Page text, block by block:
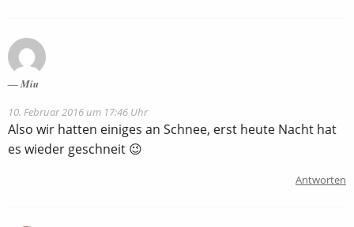
Miu
10. Februar 2016 um 17:46 Uhr
Also wir hatten einiges an Schnee, erst heute Nacht hat
es wieder geschneit 😉
Antworten